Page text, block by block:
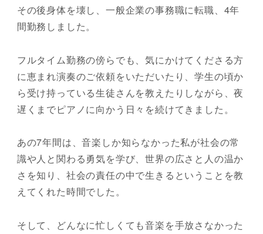
その後身体を壊し、一般企業の事務職に転職、4年
間勤務しました。
フルタイム勤務の傍らでも、気にかけてくださる方
に恵まれ演奏のご依頼をいただいたり、学生の頃か
ら受け持っている生徒さんを教えたりしながら、夜
遅くまでピアノに向かう日々を続けてきました。
あの7年間は、音楽しか知らなかった私が社会の常
識や人と関わる勇気を学び、世界の広さと人の温か
さを知り、社会の責任の中で生きるということを教
えてくれた時間でした。
そして、どんなに忙しくても音楽を手放さなかった